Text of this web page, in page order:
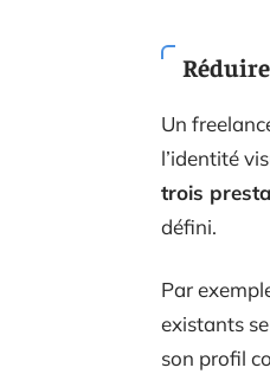
Un
l’identité
trois
défini.
Par
existants
son profil